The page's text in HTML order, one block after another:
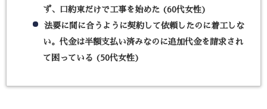
ず、口約束だけで工事を始めた (60代女性)
法要に間に合うように契約して依頼したのに着工しな
い。代金は半額支払い済みなのに追加代金を請求され
て困っている (50代女性)